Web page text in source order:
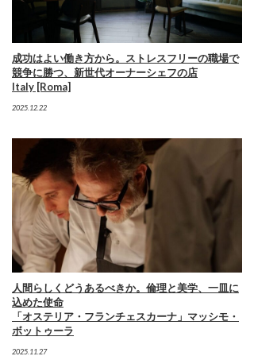
成功はよい働き方から。ストレスフリーの職場で
競争に勝つ、新世代オーナーシェフの店
Italy [Roma]
2025.12.22
人間らしくどうあるべきか。倫理と美学、一皿に
込めた使命
「オステリア・フランチェスカーナ」マッシモ・
ボットゥーラ
2025.11.27